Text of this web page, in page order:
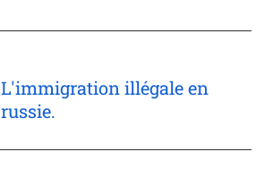
L'immigration illégale en
russie.